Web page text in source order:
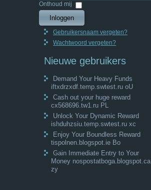
Wachtwoord
Onthoud mij
Inloggen
Gebruikersnaam vergeten?
Wachtwoord vergeten?
Nieuwe gebruikers
Demand Your Heavy Funds
iftxdrzxdf.temp.swtest.ru oU
Cash out your huge reward
cx568696.tw1.ru PL
Unlock Your Dynamic Reward
ishduhzsiu.temp.swtest.ru xc
Enjoy Your Boundless Reward
tispolnen.blogspot.ie Bo
Gain Immediate Entry to Your
Money nospostatboga.blogspot.ca
zy